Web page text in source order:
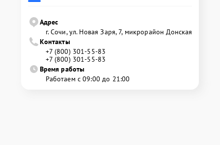
Адрес
г. Сочи, ул. Новая Заря, 7, микрорайон Донская
Контакты
+7 (800) 301-55-83
+7 (800) 301-55-83
Время работы
Работаем с 09:00 до 21:00